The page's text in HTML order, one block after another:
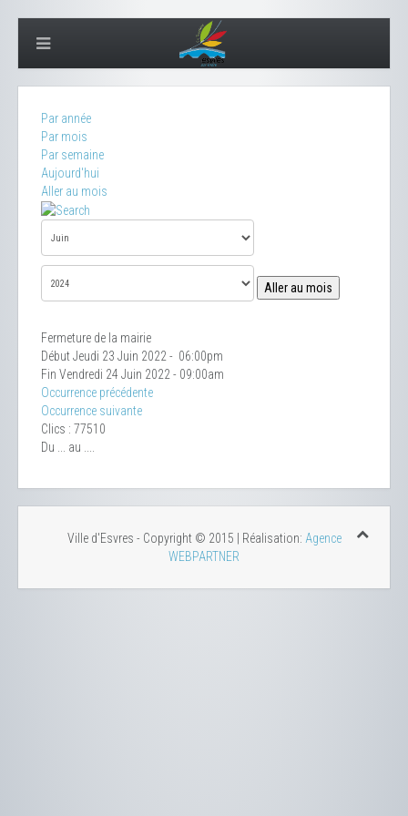
Par année
Par mois
Par semaine
Aujourd'hui
Aller au mois
Aller au mois
Fermeture de la mairie
Début Jeudi 23 Juin 2022 - 06:00pm
Fin Vendredi 24 Juin 2022 - 09:00am
Occurrence précédente
Occurrence suivante
Clics : 77510
Du ... au ....
Ville d'Esvres - Copyright © 2015 | Réalisation: Agence
WEBPARTNER